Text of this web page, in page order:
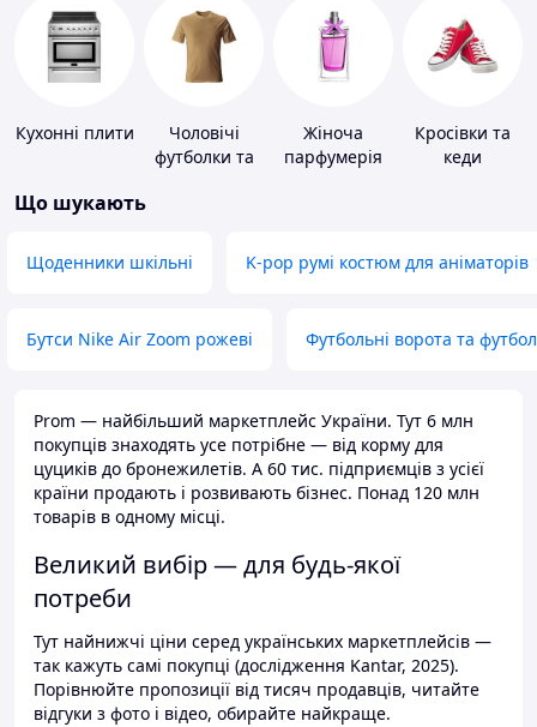
Кухонні плити
Чоловічі
футболки та
Жіноча
парфумерія
Кросівки та
кеди
Що шукають
Щоденники шкільні K-pop румі костюм для аніматорів
Бутси Nike Air Zoom рожеві Футбольні ворота та
Prom — найбільший маркетплейс України. Тут 6 млн
покупців знаходять усе потрібне — від корму для
цуциків до бронежилетів. А 60 тис. підприємців з усієї
країни продають і розвивають бізнес. Понад 120 млн
товарів в одному місці.
Великий вибір — для будь-якої
потреби
Тут найнижчі ціни серед українських маркетплейсів —
так кажуть самі покупці (дослідження Kantar, 2025).
Порівнюйте пропозиції від тисяч продавців, читайте
відгуки з фото і відео, обирайте найкраще.